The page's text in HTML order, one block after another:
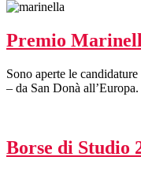
Premio
Sono aperte le
– da San Donà
Borse di Studio